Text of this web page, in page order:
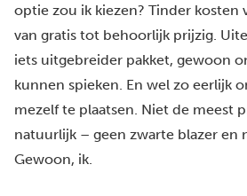
optie zou ik kiezen? Tinder kosten
van gratis tot behoorlijk prijzig.
iets uitgebreider pakket, gewoon
kunnen spieken. En wel zo eerlijk
mezelf te plaatsen. Niet de meest
natuurlijk – geen zwarte blazer en
Gewoon, ik.